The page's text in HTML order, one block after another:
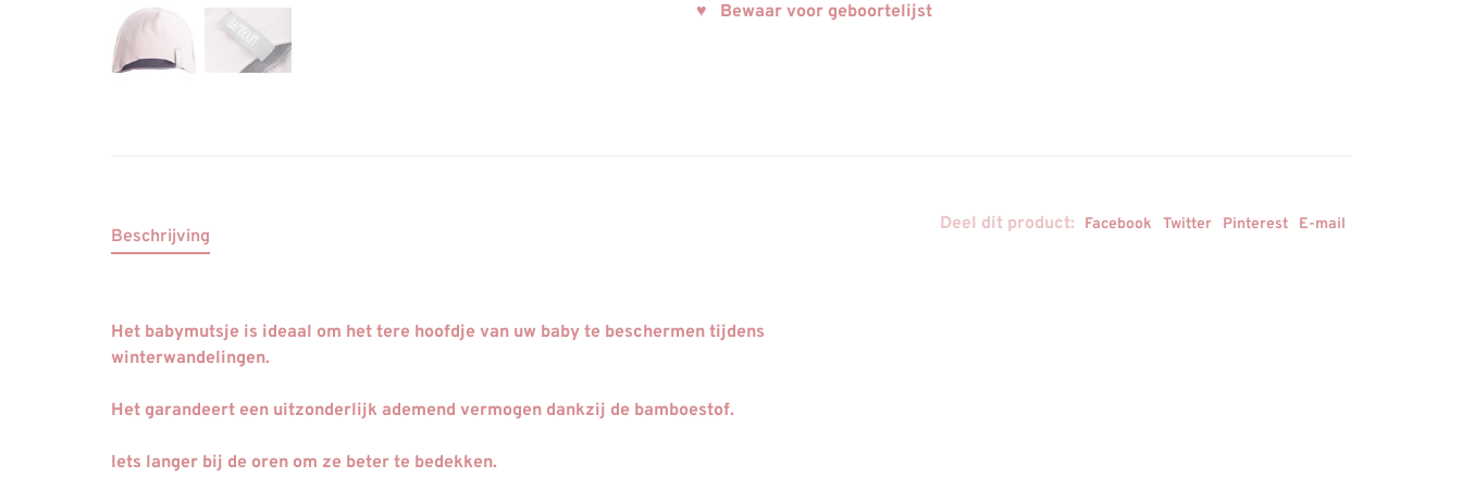
♥ Bewaar voor geboortelijst
Deel dit product: Facebook Twitter Pinterest E-mail
Beschrijving
Het babymutsje is ideaal om het tere hoofdje van uw baby te beschermen tijdens
winterwandelingen.
Het garandeert een uitzonderlijk ademend vermogen dankzij de bamboestof.
Iets langer bij de oren om ze beter te bedekken.